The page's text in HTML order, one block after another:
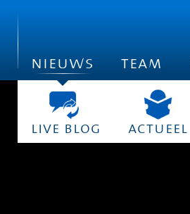
nieuws
live blog actueel
team